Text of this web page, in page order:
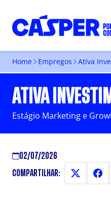
Home Empregos Ativa
ATIVA
Estágio Marketing e
02/07/2026
COMPARTILHAR: